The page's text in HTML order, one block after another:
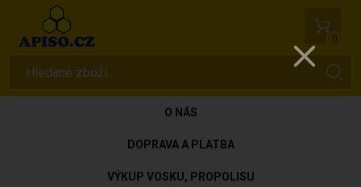
0
O NÁS
DOPRAVA A PLATBA
VÝKUP VOSKU, PROPOLISU